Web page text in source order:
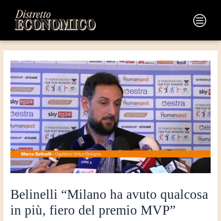
contenuto
Main
Menu
Belinelli “Milano ha avuto qualcosa
in più, fiero del premio MVP”
articoli